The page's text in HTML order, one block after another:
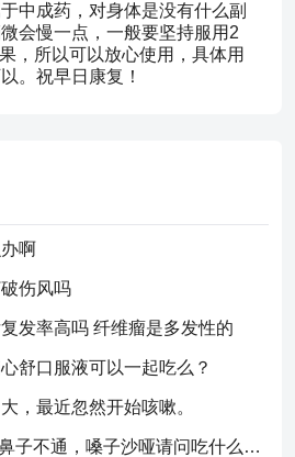
中成药，对身体是没有什么副
会慢一点，一般要坚持服用2
，所以可以放心使用，具体用
。祝早日康复！
啊
伤风吗
发率高吗 纤维瘤是多发性的
舒口服液可以一起吃么？
，最近忽然开始咳嗽。
你好，鼻炎犯了，鼻子不通，嗓子沙哑请问吃什么药比较好？